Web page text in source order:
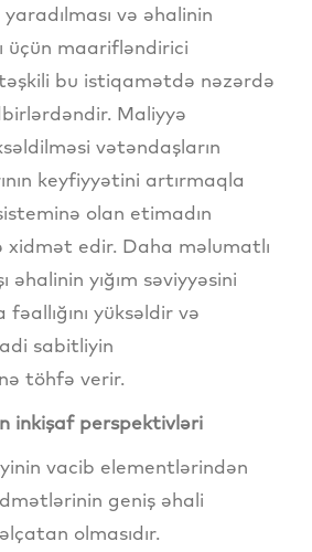
və əhalinin
üçün maarifləndirici
bu istiqamətdə nəzərdə
Maliyyə
vətəndaşların
keyfiyyətini artırmaqla
olan etimadın
xidmət edir. Daha məlumatlı
əhalinin yığım səviyyəsini
fəallığını yüksəldir və
sabitliyin
töhfə verir.
inkişaf perspektivləri
vacib elementlərindən
geniş əhali
olmasıdır.